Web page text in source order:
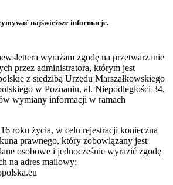
najświeższe informacje.
wyrażam zgodę na przetwarzanie
przez administratora, którym jest
z siedzibą Urzędu Marszałkowskiego
w Poznaniu, al. Niepodległości 34,
wymiany informacji w ramach
16 roku życia, w celu rejestracji konieczna
prawnego, który zobowiązany jest
osobowe i jednocześnie wyrazić zgodę
na adres mailowy: